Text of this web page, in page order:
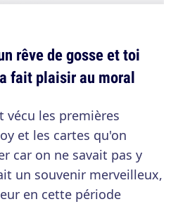
rêve de gosse et toi
fait plaisir au moral
vécu les premières
et les cartes qu'on
car on ne savait pas y
un souvenir merveilleux,
en cette période